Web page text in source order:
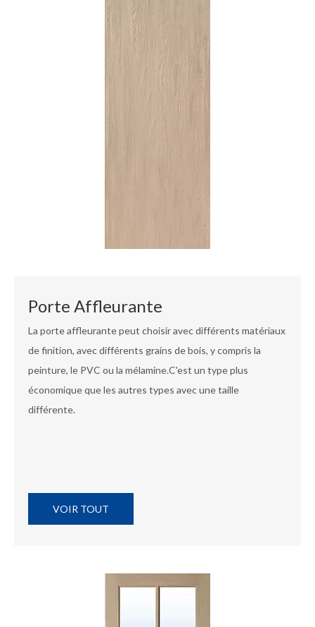
Porte Affleurante
La porte affleurante peut choisir avec différents matériaux
de finition, avec différents grains de bois, y compris la
peinture, le PVC ou la mélamine.C'est un type plus
économique que les autres types avec une taille
différente.
VOIR TOUT